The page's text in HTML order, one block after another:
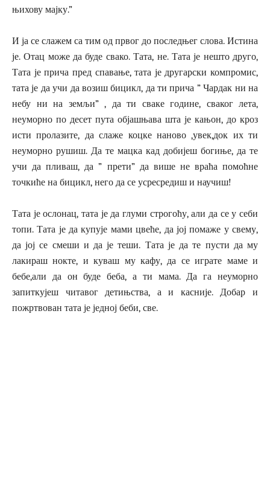
њихову мајку.”
И ја се слажем са тим од првог до последњег слова. Истина
је. Отац може да буде свако. Тата, не. Тата је нешто друго,
Тата је прича пред спавање, тата је другарски компромис,
тата је да учи да возиш бицикл, да ти прича ” Чардак ни на
небу ни на земљи” , да ти сваке године, сваког лета,
неуморно по десет пута објашњава шта је кањон, до кроз
исти пролазите, да слаже коцке наново ,увек,док их ти
неуморно рушиш. Да те мацка кад добијеш богиње, да те
учи да пливаш, да ” прети” да више не враћа помоћне
точкиће на бицикл, него да се усресредиш и научиш!
Тата је ослонац, тата је да глуми строгоћу, али да се у себи
топи. Тата је да купује мами цвеће, да јој помаже у свему,
да јој се смеши и да је теши. Тата је да те пусти да му
лакираш нокте, и куваш му кафу, да се играте маме и
бебе,али да он буде беба, а ти мама. Да га неуморно
запиткујеш читавог детињства, а и касније. Добар и
пожртвован тата је једној беби, све.